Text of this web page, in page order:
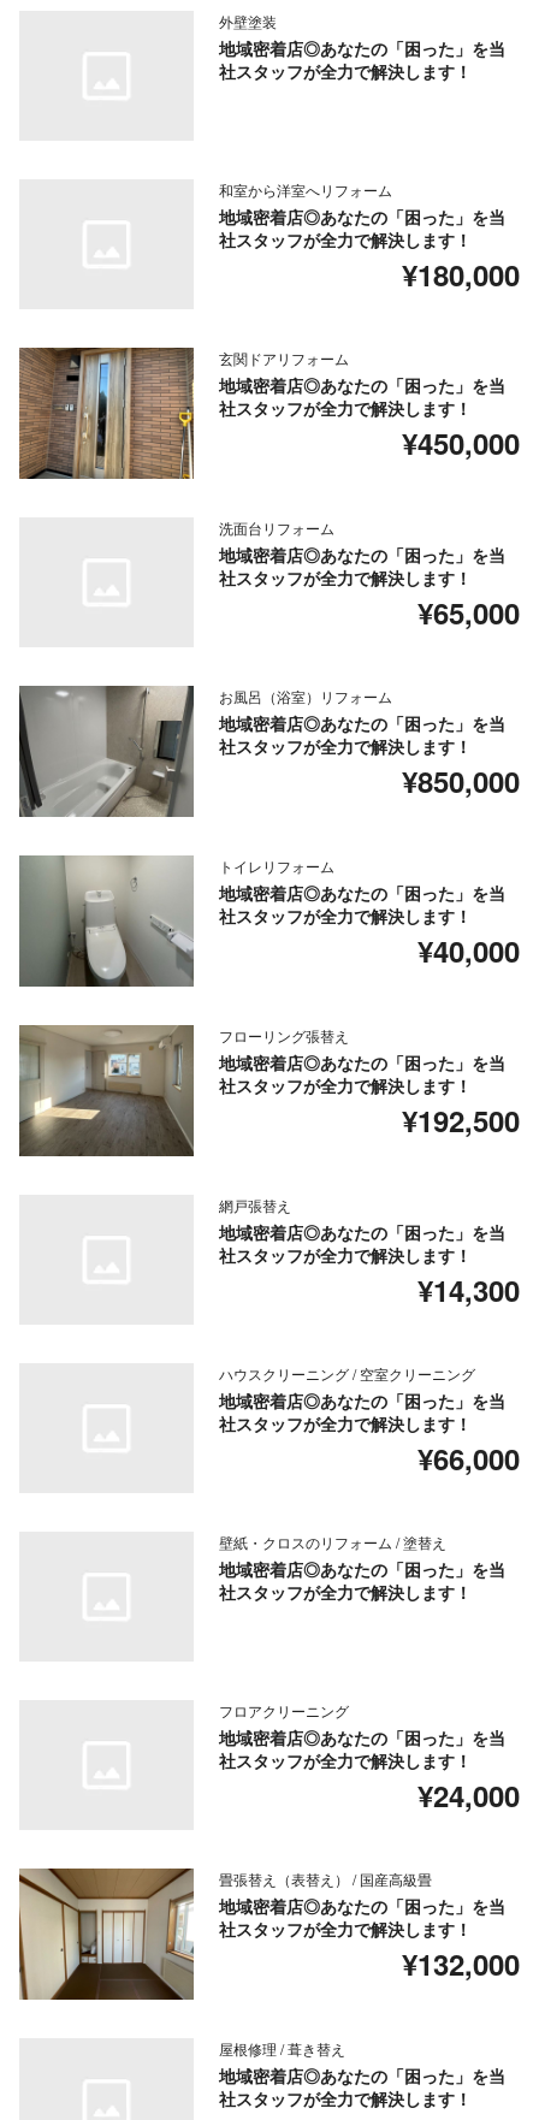
外壁塗装
地域密着店◎あなたの「困った」を当
社スタッフが全力で解決します！
和室から洋室へリフォーム
地域密着店◎あなたの「困った」を当
社スタッフが全力で解決します！
¥180,000
玄関ドアリフォーム
地域密着店◎あなたの「困った」を当
社スタッフが全力で解決します！
¥450,000
洗面台リフォーム
地域密着店◎あなたの「困った」を当
社スタッフが全力で解決します！
¥65,000
お風呂（浴室）リフォーム
地域密着店◎あなたの「困った」を当
社スタッフが全力で解決します！
¥850,000
トイレリフォーム
地域密着店◎あなたの「困った」を当
社スタッフが全力で解決します！
¥40,000
フローリング張替え
地域密着店◎あなたの「困った」を当
社スタッフが全力で解決します！
¥192,500
網戸張替え
地域密着店◎あなたの「困った」を当
社スタッフが全力で解決します！
¥14,300
ハウスクリーニング / 空室クリーニング
地域密着店◎あなたの「困った」を当
社スタッフが全力で解決します！
¥66,000
壁紙・クロスのリフォーム / 塗替え
地域密着店◎あなたの「困った」を当
社スタッフが全力で解決します！
フロアクリーニング
地域密着店◎あなたの「困った」を当
社スタッフが全力で解決します！
¥24,000
畳張替え（表替え） / 国産高級畳
地域密着店◎あなたの「困った」を当
社スタッフが全力で解決します！
¥132,000
屋根修理 / 葺き替え
地域密着店◎あなたの「困った」を当
社スタッフが全力で解決します！